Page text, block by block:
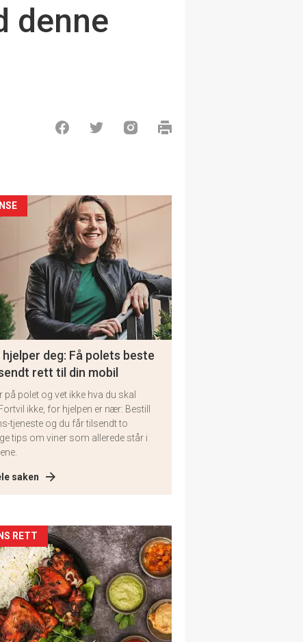
denne
hjelper deg: Få polets beste
rett til din mobil
på polet og vet ikke hva du skal
ikke, for hjelpen er nær: Bestill
tjeneste og du får tilsendt to
tips om viner som allerede står i
saken
RETT